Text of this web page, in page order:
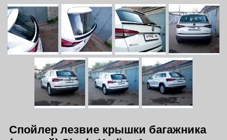
Спойлер лезвие крышки багажника